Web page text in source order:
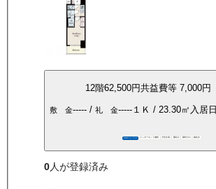
12階62,500円共益費等 7,000円
敷 金-----/ 礼 金-----１Ｋ / 23.30㎡ 入居日
360°パノラマ インターネット無料 P空き有 敷礼0 都市ガス 南向き
0人が登録済み